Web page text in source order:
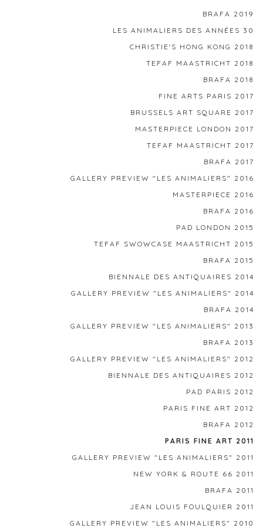
BRAFA 2019
LES ANIMALIERS DES ANNÉES 30
CHRISTIE'S HONG KONG 2018
TEFAF MAASTRICHT 2018
BRAFA 2018
FINE ARTS PARIS 2017
BRUSSELS ART SQUARE 2017
MASTERPIECE LONDON 2017
TEFAF MAASTRICHT 2017
BRAFA 2017
GALLERY PREVIEW "LES ANIMALIERS" 2016
MASTERPIECE 2016
BRAFA 2016
PAD LONDON 2015
TEFAF SWOWCASE MAASTRICHT 2015
BRAFA 2015
BIENNALE DES ANTIQUAIRES 2014
GALLERY PREVIEW "LES ANIMALIERS" 2014
BRAFA 2014
GALLERY PREVIEW "LES ANIMALIERS" 2013
BRAFA 2013
GALLERY PREVIEW "LES ANIMALIERS" 2012
BIENNALE DES ANTIQUAIRES 2012
PAD PARIS 2012
PARIS FINE ART 2012
BRAFA 2012
PARIS FINE ART 2011
GALLERY PREVIEW "LES ANIMALIERS" 2011
NEW YORK & ROUTE 66 2011
BRAFA 2011
JEAN LOUIS FOULQUIER 2011
GALLERY PREVIEW "LES ANIMALIERS" 2010